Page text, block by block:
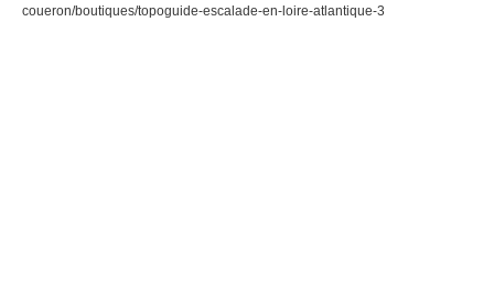
coueron/boutiques/topoguide-escalade-en-loire-atlantique-3